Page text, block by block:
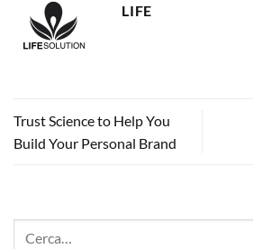
LIFE
Trust Science to Help You
Build Your Personal Brand